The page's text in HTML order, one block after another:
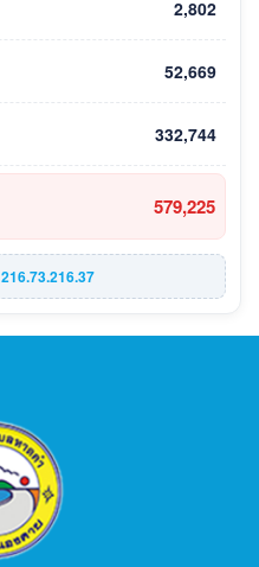
2,802
52,669
332,744
579,225
216.73.216.37